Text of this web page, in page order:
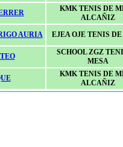
KMK TENIS DE
ALCAÑIZ
AURIA EJEA OJE TENIS
SCHOOL ZGZ
MESA
KMK TENIS DE
ALCAÑIZ